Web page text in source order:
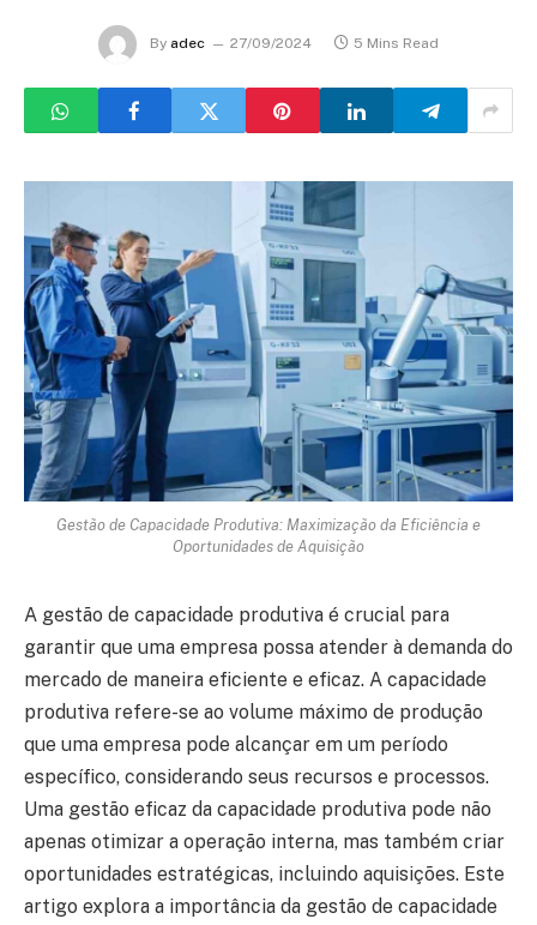
By adec 27/09/2024 5 Mins Read
Gestão de Capacidade Produtiva: Maximização da Eficiência e
Oportunidades de Aquisição
A gestão de capacidade produtiva é crucial para
garantir que uma empresa possa atender à demanda do
mercado de maneira eficiente e eficaz. A capacidade
produtiva refere-se ao volume máximo de produção
que uma empresa pode alcançar em um período
específico, considerando seus recursos e processos.
Uma gestão eficaz da capacidade produtiva pode não
apenas otimizar a operação interna, mas também criar
oportunidades estratégicas, incluindo aquisições. Este
artigo explora a importância da gestão de capacidade